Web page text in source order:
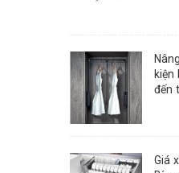
kiện
đến
Giá